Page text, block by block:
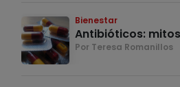
Bienestar
Antibióticos:
Por Teresa Romanillos